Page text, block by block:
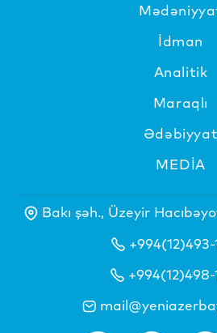
İdman
Analitik
Maraqlı
Ədəbiyyat
MEDİA
Bakı şəh., Üzeyir